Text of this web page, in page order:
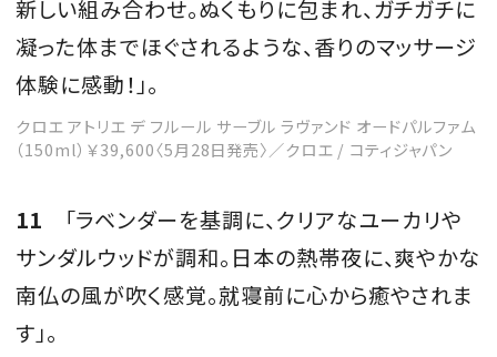
新しい組み合わせ。ぬくもりに包まれ、ガチガチに
凝った体までほぐされるような、香りのマッサージ
体験に感動！」。
クロエ アトリエ デ フルール サーブル ラヴァンド オードパルファム
（150ml）￥39,600〈5月28日発売〉／クロエ / コティジャパン
11 「ラベンダーを基調に、クリアなユーカリや
サンダルウッドが調和。日本の熱帯夜に、爽やかな
南仏の風が吹く感覚。就寝前に心から癒やされま
す」。